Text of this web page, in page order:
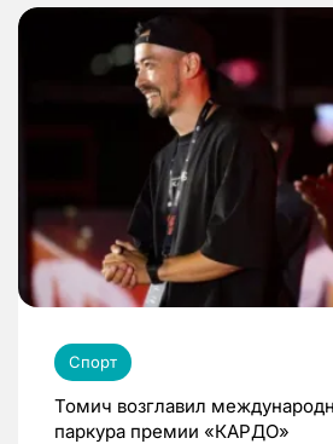
Спорт
Томич возглавил
паркура премии «КАРДО»